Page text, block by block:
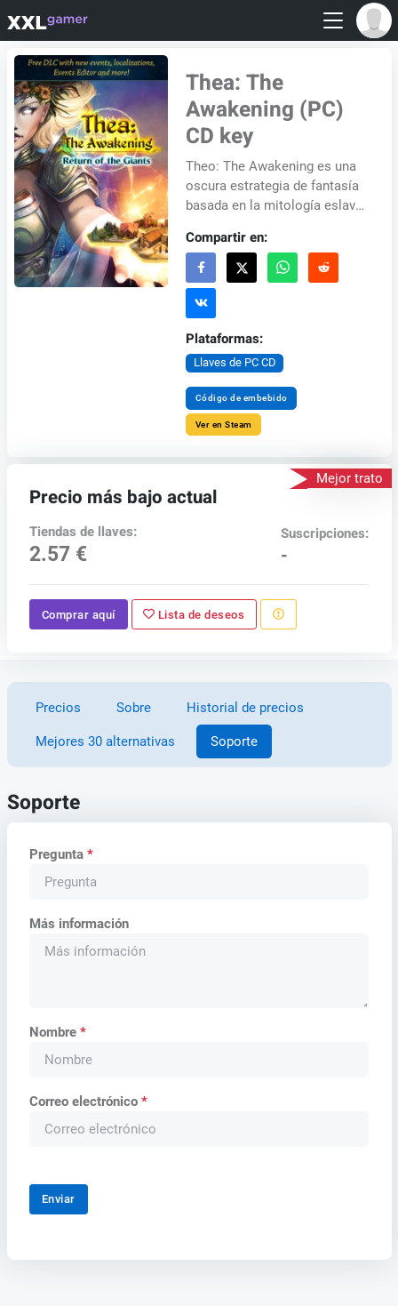
Thea: The
Awakening (PC)
CD key
Theo: The Awakening es una
oscura estrategia de fantasía
basada en la mitología eslava.
causado por la "oscuridad" t...
Compartir en:
Plataformas:
Llaves de PC CD
Código de embebido
Ver en Steam
Mejor trato
Precio más bajo actual
Tiendas de llaves:
2.57 €
Suscripciones:
-
Comprar aquí Lista de deseos
Precios Sobre Historial de precios
Mejores 30 alternativas Soporte
Soporte
Pregunta*
Más información
Nombre*
Correo electrónico*
Enviar